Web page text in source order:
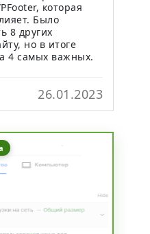
которая
Было
8 других
но в итоге
4 самых важных.
26.01.2023